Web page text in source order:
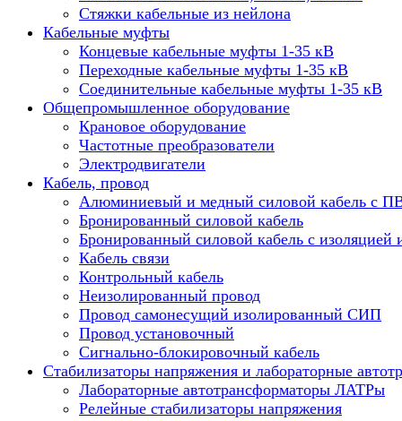
Стяжки кабельные из нейлона
Кабельные муфты
Концевые кабельные муфты 1-35 кВ
Переходные кабельные муфты 1-35 кВ
Соединительные кабельные муфты 1-35 кВ
Общепромышленное оборудование
Крановое оборудование
Частотные преобразователи
Электродвигатели
Кабель, провод
Алюминиевый и медный силовой кабель с
Бронированный силовой кабель
Бронированный силовой кабель с изоляцией
Кабель связи
Контрольный кабель
Неизолированный провод
Провод самонесущий изолированный СИП
Провод установочный
Сигнально-блокировочный кабель
Стабилизаторы напряжения и лабораторные
Лабораторные автотрансформаторы ЛАТРы
Релейные стабилизаторы напряжения